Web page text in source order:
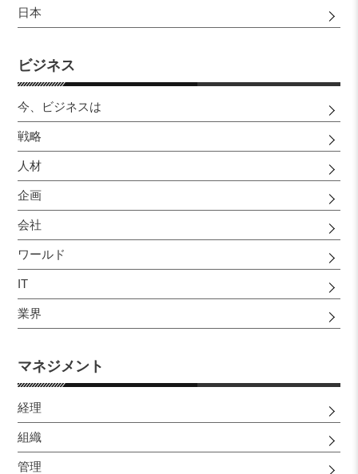
日本
ビジネス
今、ビジネスは
戦略
人材
企画
会社
ワールド
IT
業界
マネジメント
経理
組織
管理